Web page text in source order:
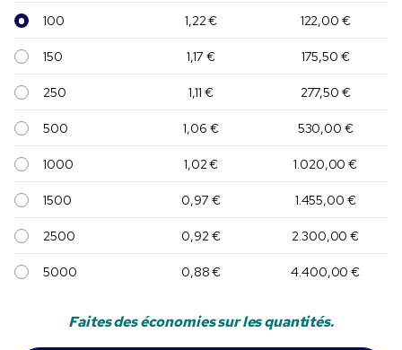
100 1,22 € 122,00 €
150 1,17 € 175,50 €
250 1,11 € 277,50 €
500 1,06 € 530,00 €
1000 1,02 € 1.020,00 €
1500 0,97 € 1.455,00 €
2500 0,92 € 2.300,00 €
5000 0,88 € 4.400,00 €
Faites des économies sur les quantités.